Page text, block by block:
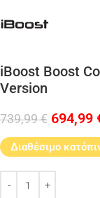
iBoost Boost
Version
739,99€ 694,99
Διαθέσιμο